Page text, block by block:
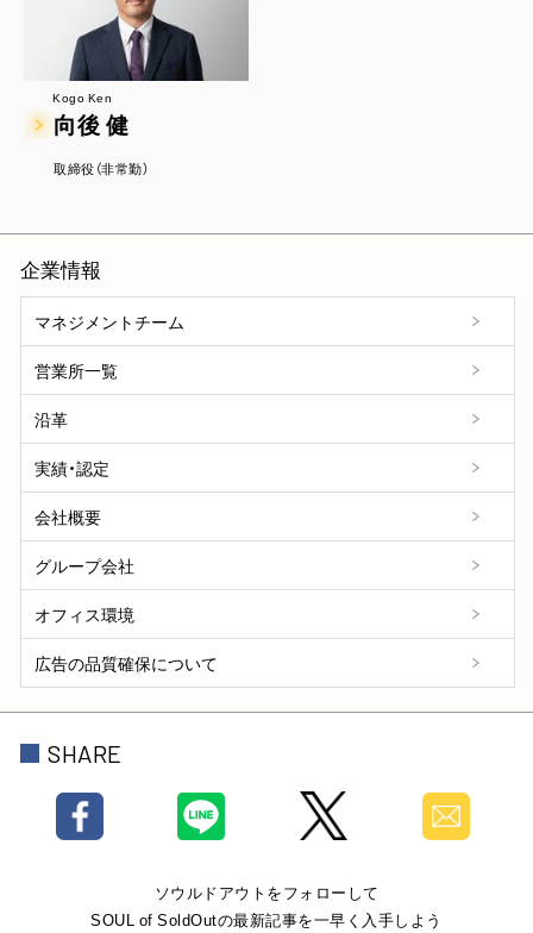
Kogo Ken
向後 健
取締役（非常勤）
企業情報
マネジメントチーム
営業所一覧
沿革
実績・認定
会社概要
グループ会社
オフィス環境
広告の品質確保について
SHARE
ソウルドアウトをフォローして
SOUL of SoldOutの最新記事を一早く入手しよう